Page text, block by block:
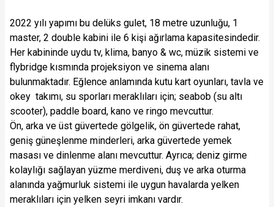
2022 yılı yapımı bu delüks gulet, 18 metre uzunluğu, 1
master, 2 double kabini ile 6 kişi ağırlama kapasitesindedir.
Her kabininde uydu tv, klima, banyo & wc, müzik sistemi ve
flybridge kısmında projeksiyon ve sinema alanı
bulunmaktadır. Eğlence anlamında kutu kart oyunları, tavla ve
okey takımı, su sporları meraklıları için; seabob (su altı
scooter), paddle board, kano ve ringo mevcuttur.
Ön, arka ve üst güvertede gölgelik, ön güvertede rahat,
geniş güneşlenme minderleri, arka güvertede yemek
masası ve dinlenme alanı mevcuttur. Ayrıca; deniz girme
kolaylığı sağlayan yüzme merdiveni, duş ve arka oturma
alanında yağmurluk sistemi ile uygun havalarda yelken
meraklıları için yelken seyri imkanı vardır.